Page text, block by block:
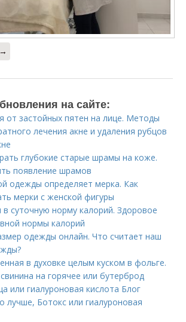
на сайте:
от застойных пятен на лице. Методы
лечения акне и удаления рубцов
глубокие старые шрамы на коже.
появление шрамов
одежды определяет мерка. Как
мерки с женской фигуры
в суточную норму калорий. Здоровое
нормы калорий
одежды онлайн. Что считает наш
в духовке целым куском в фольге.
на горячее или бутерброд
или гиалуроновая кислота Блог
лучше, Ботокс или гиалуроновая